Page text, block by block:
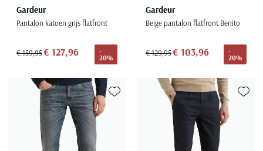
Gardeur
Pantalon katoen grijs flatfront
€ 159,95€ 127,96
-
20%
Gardeur
Beige pantalon flatfront Benito
€ 129,95€ 103,96
-
20%
Toevoegen aan favorieten